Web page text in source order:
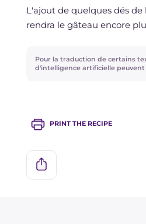
L'ajout de quelques dés de
rendra le gâteau encore
Pour la traduction de certains
d'intelligence artificielle peuvent
PRINT THE RECIPE